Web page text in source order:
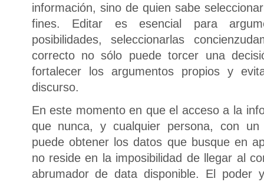
información, sino de quien sabe
fines. Editar es esencial para
posibilidades, seleccionarlas
correcto no sólo puede torcer una
fortalecer los argumentos propios y
discurso.
En este momento en que el acceso a la
que nunca, y cualquier persona, con
puede obtener los datos que busque en
no reside en la imposibilidad de llegar al
abrumador de data disponible. El